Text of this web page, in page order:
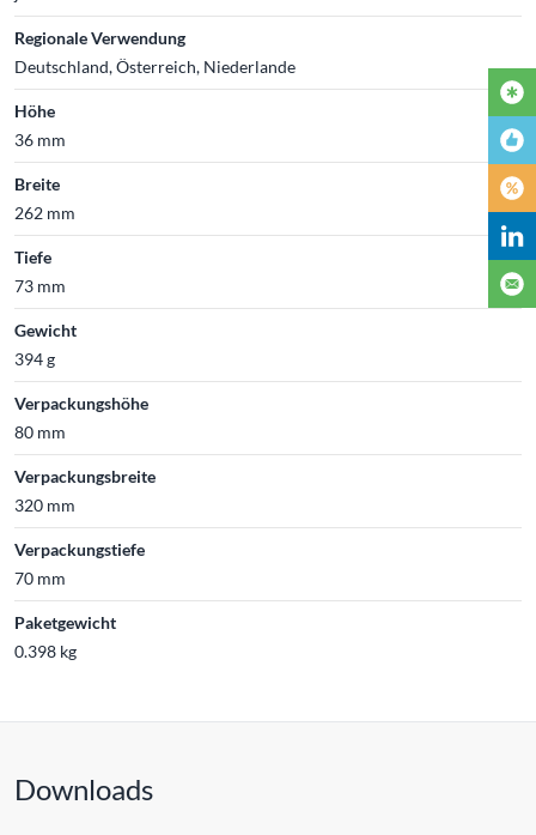
Regionale Verwendung
Deutschland, Österreich, Niederlande
Höhe
36 mm
Breite
262 mm
Tiefe
73 mm
Gewicht
394 g
Verpackungshöhe
80 mm
Verpackungsbreite
320 mm
Verpackungstiefe
70 mm
Paketgewicht
0.398 kg
Downloads